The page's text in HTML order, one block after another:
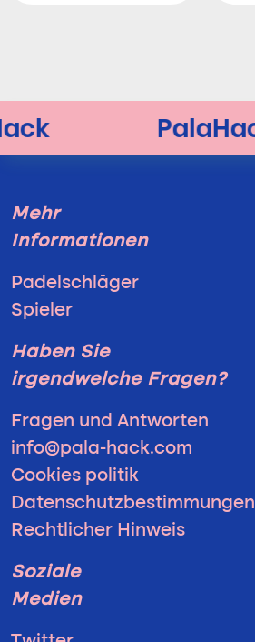
Mehr
Informationen
Padelschläger
Spieler
Haben Sie
irgendwelche Fragen?
Fragen und Antworten
info@pala-hack.com
Cookies politik
Datenschutzbestimmungen
Rechtlicher Hinweis
Soziale
Medien